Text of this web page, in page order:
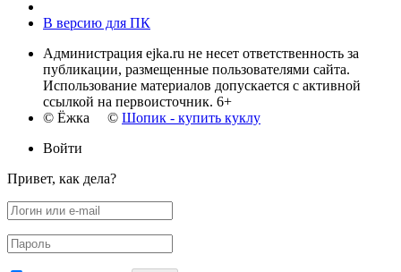
В версию для ПК
Администрация ejka.ru не несет ответственность за
публикации, размещенные пользователями сайта.
Использование материалов допускается с активной
ссылкой на первоисточник. 6+
© Ёжка © Шопик - купить куклу
Войти
Привет, как дела?